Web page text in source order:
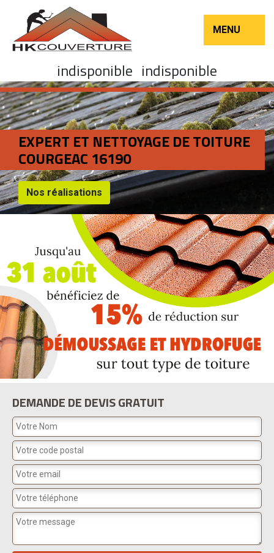
MENU
indisponible indisponible
EXPERT ET NETTOYAGE DE TOITURE
COURGEAC 16190
Nos réalisations
DEMANDE DE DEVIS GRATUIT